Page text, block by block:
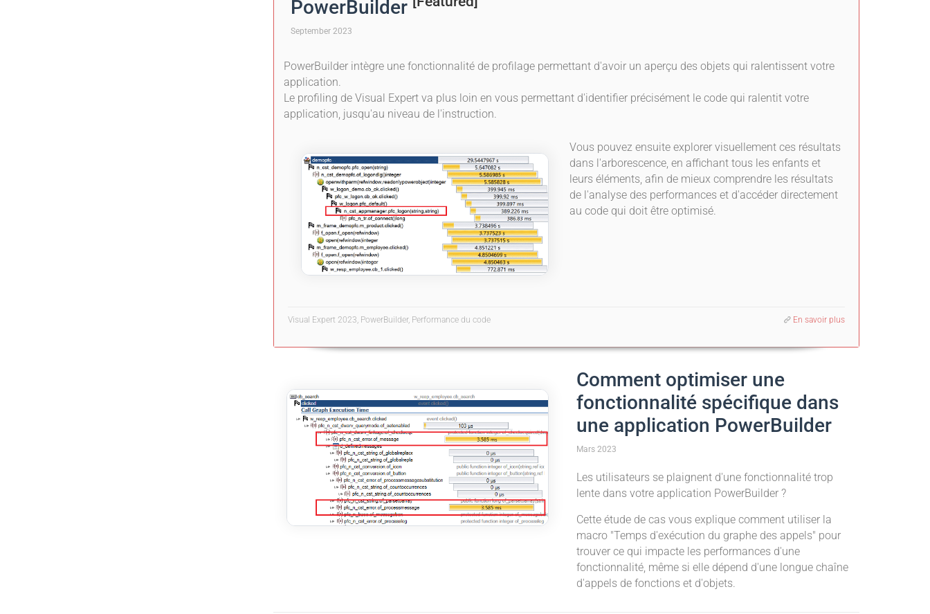
PowerBuilder
September 2023
PowerBuilder intègre une fonctionnalité de profilage permettant d'avoir un aperçu des objets qui ralentissent votre
application.
Le profiling de Visual Expert va plus loin en vous permettant d'identifier précisément le code qui ralentit votre
application, jusqu'au niveau de l'instruction.
Vous pouvez ensuite explorer visuellement ces résultats
dans l'arborescence, en affichant tous les enfants et
leurs éléments, afin de mieux comprendre les résultats
de l'analyse des performances et d'accéder directement
au code qui doit être optimisé.
Visual Expert 2023, PowerBuilder, Performance du code En savoir plus
Comment optimiser une
fonctionnalité spécifique dans
une application PowerBuilder
Mars 2023
Les utilisateurs se plaignent d'une fonctionnalité trop
lente dans votre application PowerBuilder ?
Cette étude de cas vous explique comment utiliser la
macro "Temps d'exécution du graphe des appels" pour
trouver ce qui impacte les performances d'une
fonctionnalité, même si elle dépend d'une longue chaîne
d'appels de fonctions et d'objets.